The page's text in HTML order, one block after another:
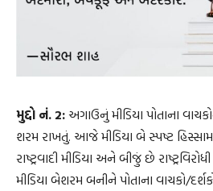
મુદ્દો નં. 2: અગાઉનું મીડિયા પોતાના
શરમ રાખતું. આજે મીડિયા બે સ્પષ્ટ
રાષ્ટ્રવાદી મીડિયા અને બીજું છે
મીડિયા બેશરમ બનીને પોતાના વાચકો/